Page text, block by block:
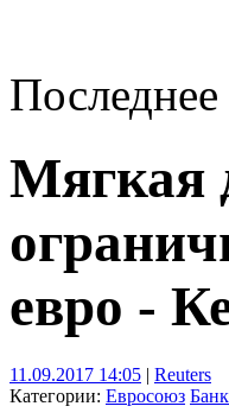
Мягкая
евро -
11.09.2017 14:05 | Reuters
Категории: Евросоюз